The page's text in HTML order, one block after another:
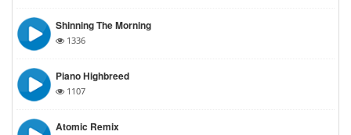
Shinning The Morning
1336
Piano Highbreed
1107
Atomic Remix